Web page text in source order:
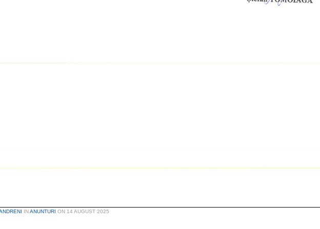
INANUNTURI ON 14 AUGUST 2025